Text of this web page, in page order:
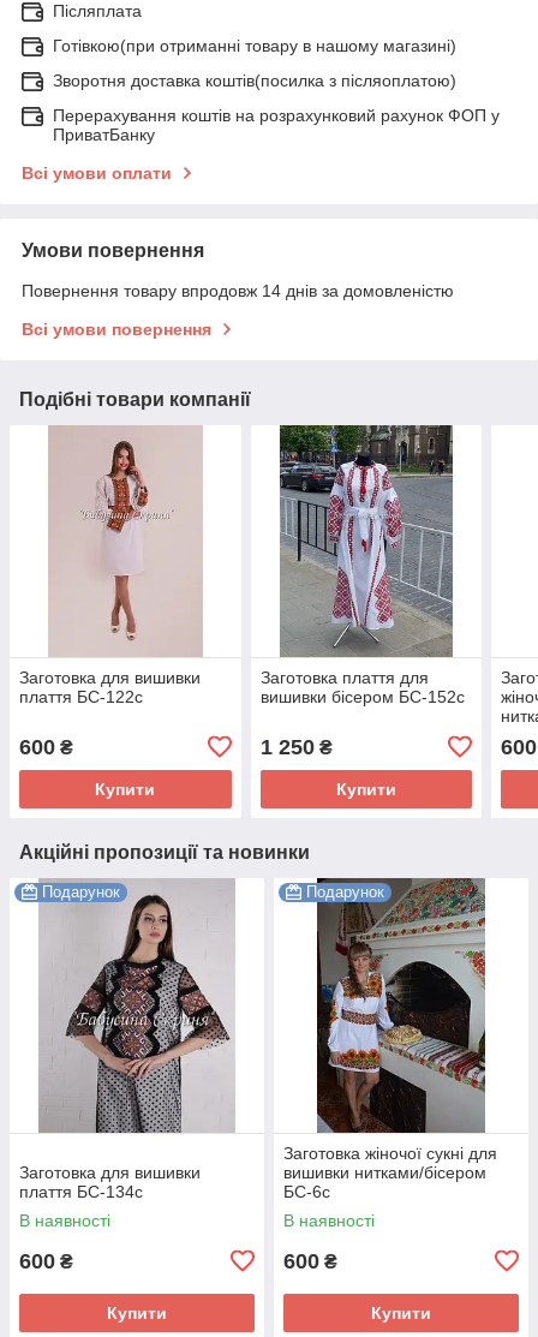
Післяплата
Готівкою(при отриманні товару в нашому магазині)
Зворотня доставка коштів(посилка з післяоплатою)
Перерахування коштів на розрахунковий рахунок ФОП у
ПриватБанку
Всі умови оплати
Умови повернення
Повернення товару впродовж 14 днів за домовленістю
Всі умови повернення
Подібні товари компанії
Заготовка для вишивки
плаття БС-122с
600 ₴
Купити
Заготовка плаття для
вишивки бісером БС-152с
1 250₴
Купити
600
Акційні пропозиції та новинки
Подарунок
Заготовка для вишивки
плаття БС-134с
В наявності
600 ₴
Купити
Подарунок
Заготовка жіночої сукні для
вишивки нитками/бісером
БС-6с
В наявності
600 ₴
Купити